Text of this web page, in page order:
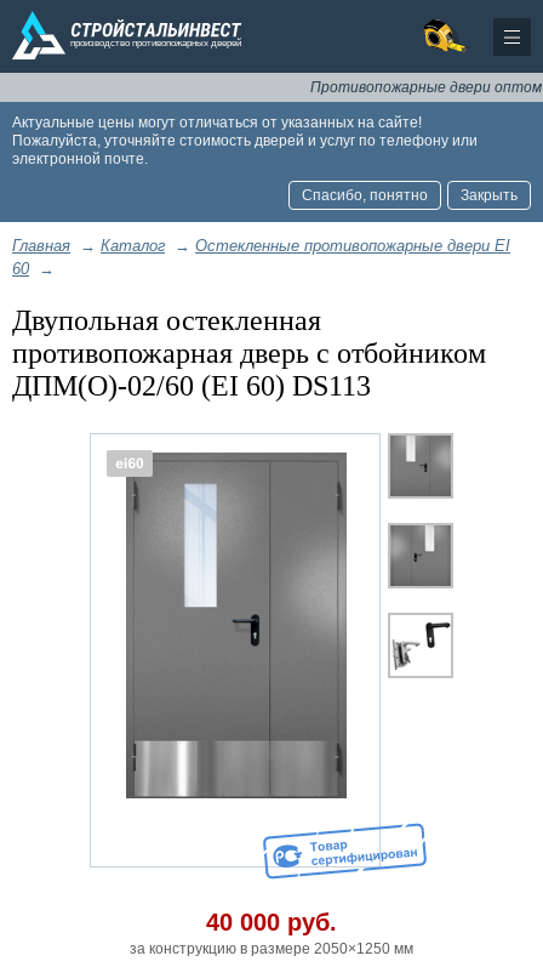
Противопожарные двери оптом и в
Актуальные цены могут отличаться от указанных на сайте!
Пожалуйста, уточняйте стоимость дверей и услуг по телефону или
электронной почте.
Спасибо, понятно Закрыть
Главная → Каталог → Остекленные противопожарные двери EI
60 →
Двупольная остекленная
противопожарная дверь с отбойником
ДПМ(О)-02/60 (EI 60) DS113
40 000 руб.
за конструкцию в размере 2050×1250 мм